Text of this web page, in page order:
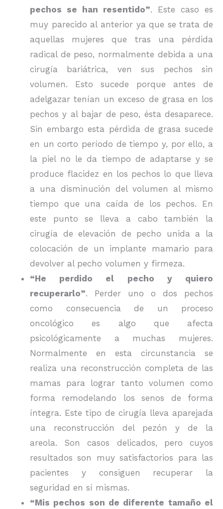
pechos se han resentido”. Este caso es
muy parecido al anterior ya que se trata de
aquellas mujeres que tras una pérdida
radical de peso, normalmente debida a una
cirugía bariátrica, ven sus pechos sin
volumen. Esto sucede porque antes de
adelgazar tenían un exceso de grasa en los
pechos y al bajar de peso, ésta desaparece.
Sin embargo esta pérdida de grasa sucede
en un corto período de tiempo y, por ello, a
la piel no le da tiempo de adaptarse y se
produce flacidez en los pechos lo que lleva
a una disminución del volumen al mismo
tiempo que una caída de los pechos. En
este punto se lleva a cabo también la
cirugía de elevación de pecho unida a la
colocación de un implante mamario para
devolver al pecho volumen y firmeza.
“He perdido el pecho y quiero
recuperarlo”. Perder uno o dos pechos
como consecuencia de un proceso
oncológico es algo que afecta
psicológicamente a muchas mujeres.
Normalmente en esta circunstancia se
realiza una reconstrucción completa de las
mamas para lograr tanto volumen como
forma remodelando los senos de forma
íntegra. Este tipo de cirugía lleva aparejada
una reconstrucción del pezón y de la
areola. Son casos delicados, pero cuyos
resultados son muy satisfactorios para las
pacientes y consiguen recuperar la
seguridad en sí mismas.
“Mis pechos son de diferente tamaño el